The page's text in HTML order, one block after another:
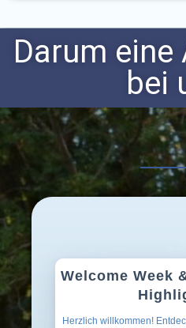
Darum
bei
Welcome Week
Herzlich willkommen!